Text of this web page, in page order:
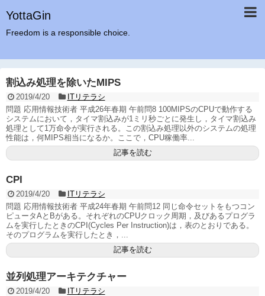
YottaGin
Freedom is a responsible choice.
割込み処理を除いたMIPS
2019/4/20
ITリテラシ
問題 応用情報技術者 平成26年春期 午前問8 100MIPSのCPUで動作する
システムにおいて，タイマ割込みが1ミリ秒ごとに発生し，タイマ割込み
処理として1万命令が実行される。この割込み処理以外のシステムの処理
性能は，何MIPS相当になるか。ここで，CPU稼働率...
記事を読む
CPI
2019/4/20
ITリテラシ
問題 応用情報技術者 平成24年春期 午前問12 同じ命令セットをもつコン
ピュータAとBがある。それぞれのCPUクロック周期，及びあるプログラ
ムを実行したときのCPI(Cycles Per Instruction)は，表のとおりである。
そのプログラムを実行したとき，...
記事を読む
並列処理アーキテクチャー
2019/4/20
ITリテラシ